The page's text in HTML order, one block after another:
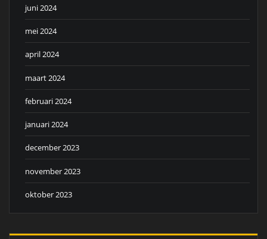
juni 2024
mei 2024
april 2024
maart 2024
februari 2024
januari 2024
december 2023
november 2023
oktober 2023